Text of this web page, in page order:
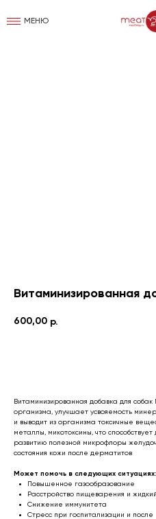
МЕНЮ
Витаминизированная
600,00 р.
Витаминизированная добавка для
организма, улучшает усвояемость
и выводит из организма токсичные
металлы, микотоксины, что
развитию полезной микрофлоры
состояния кожи после дерматитов
Может помочь в следующих ситуациях:
Повышенное газообразование
Расстройство пищеварения и
Снижение иммунитета
Стресс при госпитализации и после